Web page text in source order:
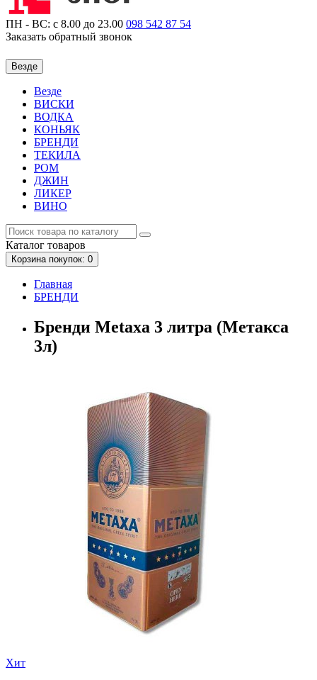
ПН - ВС: с 8.00 до 23.00 098 542 87 54
Заказать обратный звонок
Везде
Везде
ВИСКИ
ВОДКА
КОНЬЯК
БРЕНДИ
ТЕКИЛА
РОМ
ДЖИН
ЛИКЕР
ВИНО
Каталог товаров
Корзинапокупок: 0
Главная
БРЕНДИ
Бренди Metaxa 3 литра (Метакса
3л)
Хит